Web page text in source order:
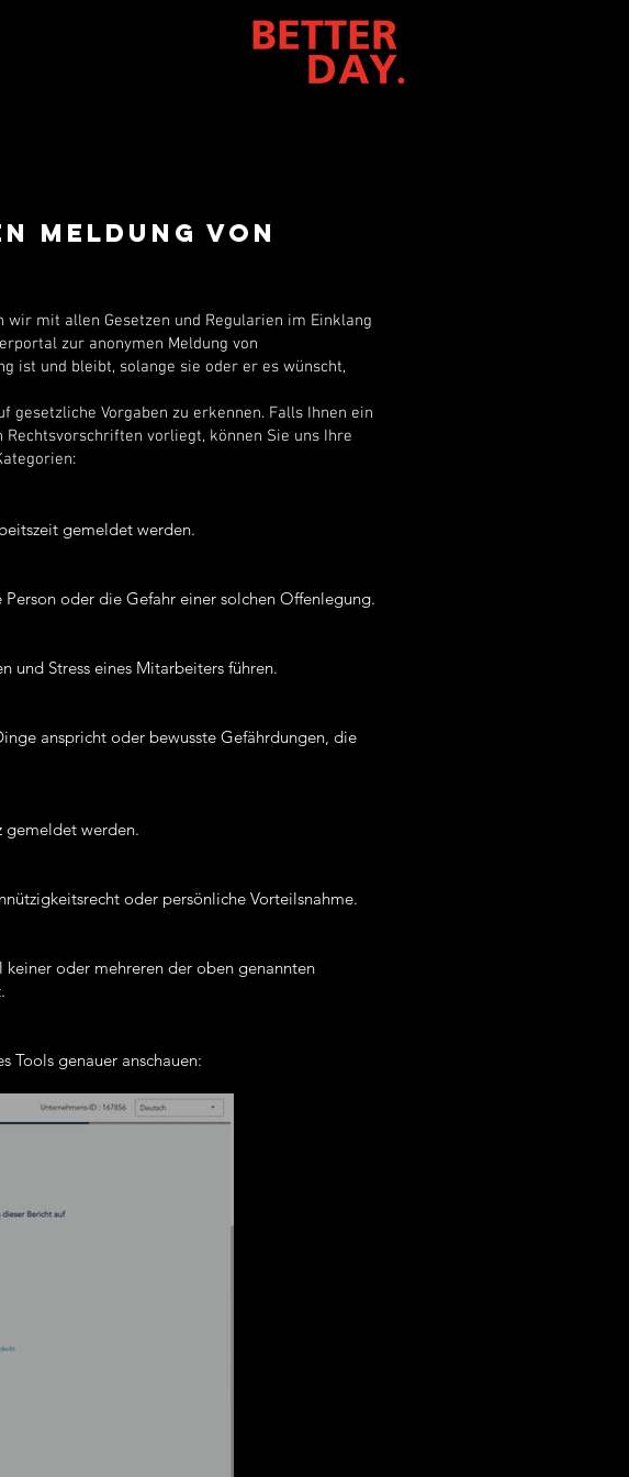
Meldung von
mit allen Gesetzen und Regularien im Einklang
zur anonymen Meldung von
ist und bleibt, solange sie oder er es wünscht,
Vorgaben zu erkennen. Falls Ihnen ein
vorliegt, können Sie uns Ihre
gemeldet werden.
oder die Gefahr einer solchen Offenlegung.
und Stress eines Mitarbeiters führen.
anspricht oder bewusste Gefährdungen, die
gemeldet werden.
oder persönliche Vorteilsnahme.
oder mehreren der oben genannten
Tools genauer anschauen: